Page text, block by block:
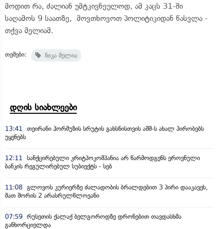
მოდით რა, ძალიან უმტკივნეულოდ, ამ კაცს 31-ში
საღამოს 9 საათზე, მოვთხოვოთ პოლიტიკიდან წასვლა -
თქვა მელიამ.
თემები: ნიკა მელია
დღის სიახლეები
13:41
თეირანი ჰორმუზის სრუტის გახსნისთვის აშშ-ს ახალ პირობებს
უყენებს
12:11
სანქცირებული კრიტპოკომპანია არ წარმოდგენს ეროვნული
ბანკის რეგულირებულ სუბიექტს - სებ
11:08 გლოვოს კურიერზე ძალადობის ბრალდებით 3 პირი დააკავეს,
მათ შორის 2 არასრულწლოვანი
07:59 რუსეთის ქალაქ ბელგოროდზე დრონებით თავდასხმა
განხორციელდა